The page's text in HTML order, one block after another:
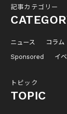
記事カテゴリー
ニュース コラム
Sponsored
イ
トピック
TOPIC